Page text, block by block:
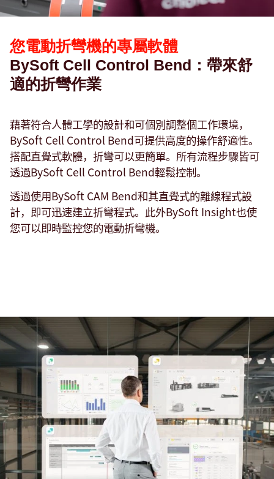
您電動折彎機的專屬軟體
BySoft Cell Control Bend：帶來舒
適的折彎作業
藉著符合人體工學的設計和可個別調整個工作環境，
BySoft Cell Control Bend可提供高度的操作舒適性。
搭配直覺式軟體，折彎可以更簡單。所有流程步驟皆可
透過BySoft Cell Control Bend輕鬆控制。
透過使用BySoft CAM Bend和其直覺式的離線程式設
計，即可迅速建立折彎程式。此外BySoft Insight也使
您可以即時監控您的電動折彎機。